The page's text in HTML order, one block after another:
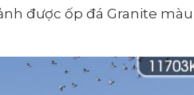
được ốp đá Granite màu